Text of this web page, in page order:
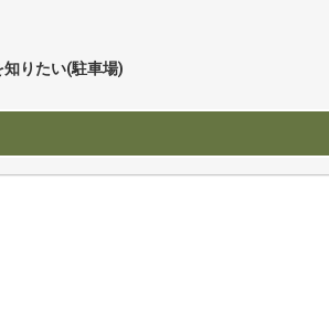
りたい(駐車場)